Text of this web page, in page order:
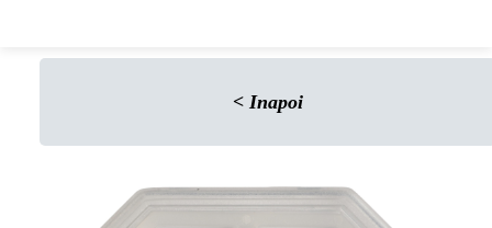
< Inapoi